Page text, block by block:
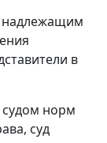
надлежащим
в
норм
суд